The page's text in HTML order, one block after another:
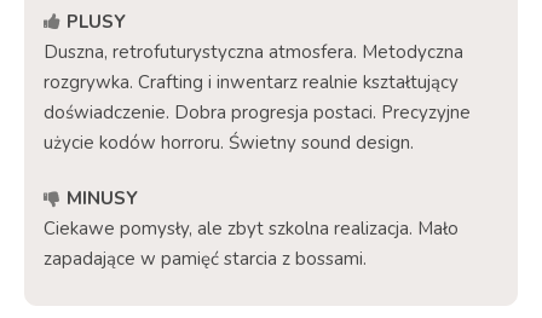
PLUSY
Duszna, retrofuturystyczna atmosfera. Metodyczna
rozgrywka. Crafting i inwentarz realnie kształtujący
doświadczenie. Dobra progresja postaci. Precyzyjne
użycie kodów horroru. Świetny sound design.
MINUSY
Ciekawe pomysły, ale zbyt szkolna realizacja. Mało
zapadające w pamięć starcia z bossami.